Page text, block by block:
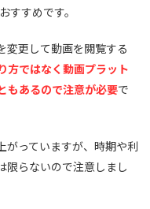
すすめです。
変更して動画を閲覧する
方ではなく動画プラット
もあるので注意が必要で
がっていますが、時期や利
限らないので注意しまし